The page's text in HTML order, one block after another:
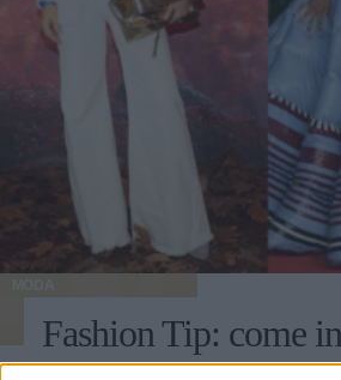
MODA
Fashion Tip: come